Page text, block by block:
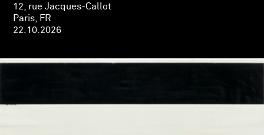
12, rue Jacques-Callot
Paris, FR
22.10.2026